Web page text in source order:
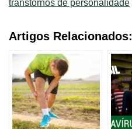
transtornos de personalidade
Artigos Relacionados: